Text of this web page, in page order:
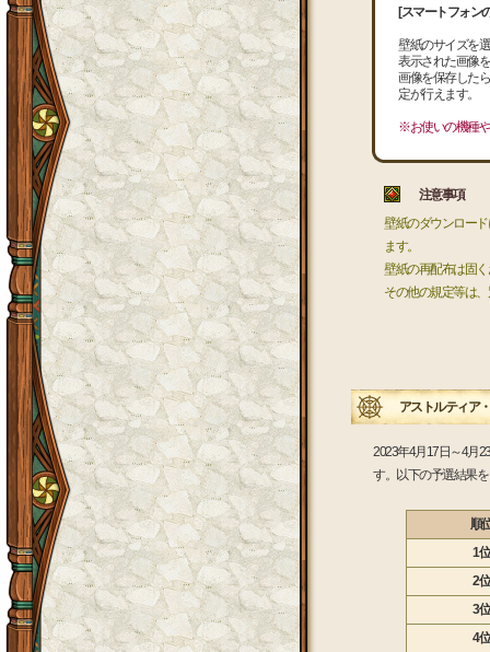
[スマートフォン
壁紙のサイズを
表示された画像
画像を保存した
定が行えます。
※お使いの機種
注意事項
壁紙のダウンロー
ます。
壁紙の再配布は固
その他の規定等は
アストルティア
2023年4月17日～4月
す。以下の予選結果
順
1位
2位
3位
4位